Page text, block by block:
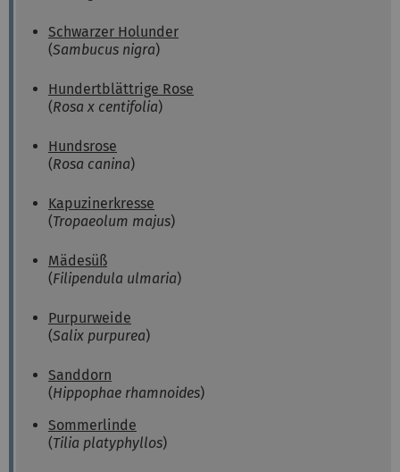
Schwarzer Holunder
(Sambucus nigra)
Hundertblättrige Rose
(Rosa x centifolia)
Hundsrose
(Rosa canina)
Kapuzinerkresse
(Tropaeolum majus)
Mädesüß
(Filipendula ulmaria)
Purpurweide
(Salix purpurea)
Sanddorn
(Hippophae rhamnoides)
Sommerlinde
(Tilia platyphyllos)